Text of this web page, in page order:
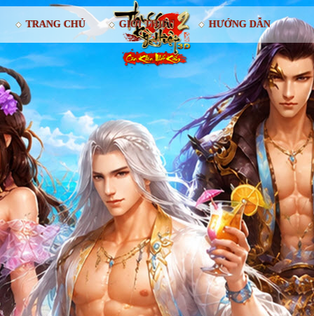
TRANG CHỦ GIỚI THIỆU HƯỚNG DẪN